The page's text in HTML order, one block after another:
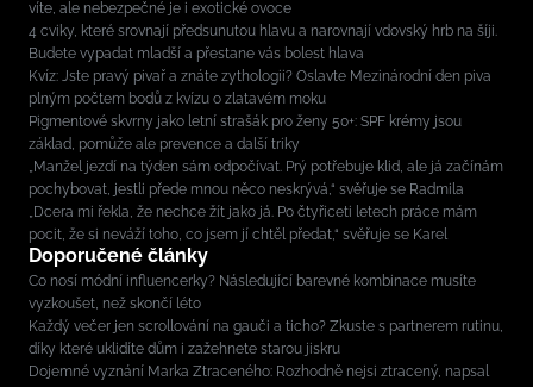
víte, ale nebezpečné je i exotické ovoce
4 cviky, které srovnají předsunutou hlavu a narovnají vdovský hrb na šíji.
Budete vypadat mladší a přestane vás bolest hlava
Kvíz: Jste pravý pivař a znáte zythologii? Oslavte Mezinárodní den piva
plným počtem bodů z kvízu o zlatavém moku
Pigmentové skvrny jako letní strašák pro ženy 50+: SPF krémy jsou
základ, pomůže ale prevence a další triky
„Manžel jezdí na týden sám odpočívat. Prý potřebuje klid, ale já začínám
pochybovat, jestli přede mnou něco neskrývá,“ svěřuje se Radmila
„Dcera mi řekla, že nechce žít jako já. Po čtyřiceti letech práce mám
pocit, že si neváží toho, co jsem jí chtěl předat,“ svěřuje se Karel
Doporučené články
Co nosí módní influencerky? Následující barevné kombinace musíte
vyzkoušet, než skončí léto
Každý večer jen scrollování na gauči a ticho? Zkuste s partnerem rutinu,
díky které uklidíte dům i zažehnete starou jiskru
Dojemné vyznání Marka Ztraceného: Rozhodně nejsi ztracený, napsal